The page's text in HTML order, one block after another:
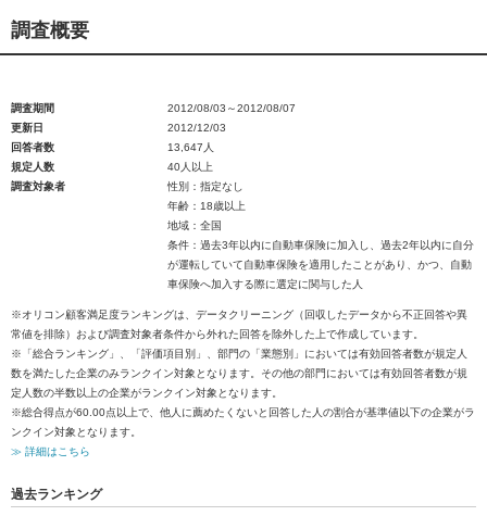
調査概要
調査期間
2012/08/03～2012/08/07
更新日
2012/12/03
回答者数
13,647人
規定人数
40人以上
調査対象者
性別：指定なし
年齢：18歳以上
地域：全国
条件：過去3年以内に自動車保険に加入し、過去2年以内に自分
が運転していて自動車保険を適用したことがあり、かつ、自動
車保険へ加入する際に選定に関与した人
※オリコン顧客満足度ランキングは、データクリーニング（回収したデータから不正回答や異
常値を排除）および調査対象者条件から外れた回答を除外した上で作成しています。
※「総合ランキング」、「評価項目別」、部門の「業態別」においては有効回答者数が規定人
数を満たした企業のみランクイン対象となります。その他の部門においては有効回答者数が規
定人数の半数以上の企業がランクイン対象となります。
※総合得点が60.00点以上で、他人に薦めたくないと回答した人の割合が基準値以下の企業がラ
ンクイン対象となります。
≫ 詳細はこちら
過去ランキング